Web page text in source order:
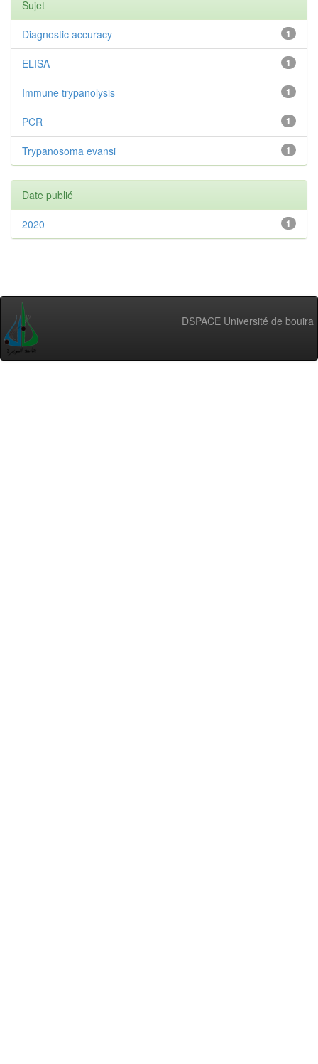
Sujet
1
Diagnostic accuracy
1
ELISA
1
Immune trypanolysis
1
PCR
1
Trypanosoma evansi
Date publié
1
2020
DSPACE Université de bouira